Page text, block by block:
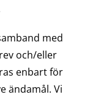
med
och/eller
enbart för
ändamål. Vi